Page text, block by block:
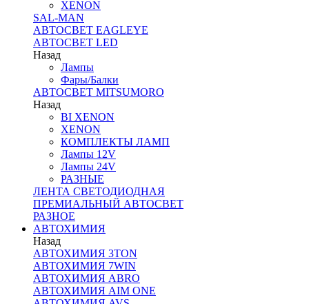
XENON
SAL-MAN
АВТОСВЕТ EAGLEYE
АВТОСВЕТ LED
Назад
Лампы
Фары/Балки
АВТОСВЕТ MITSUMORO
Назад
BI XENON
XENON
КОМПЛЕКТЫ ЛАМП
Лампы 12V
Лампы 24V
РАЗНЫЕ
ЛЕНТА СВЕТОДИОДНАЯ
ПРЕМИАЛЬНЫЙ АВТОСВЕТ
РАЗНОЕ
АВТОХИМИЯ
Назад
АВТОХИМИЯ 3TON
АВТОХИМИЯ 7WIN
АВТОХИМИЯ ABRO
АВТОХИМИЯ AIM ONE